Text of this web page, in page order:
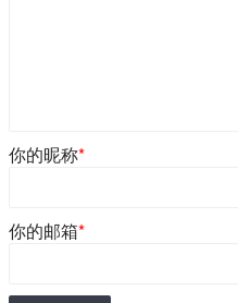
你的昵称*
你的邮箱*